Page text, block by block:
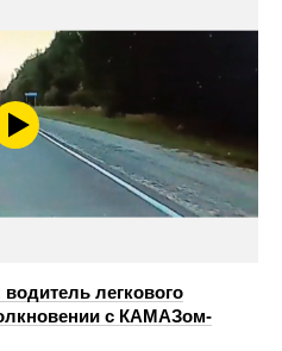
легкового
с КАМАЗом-